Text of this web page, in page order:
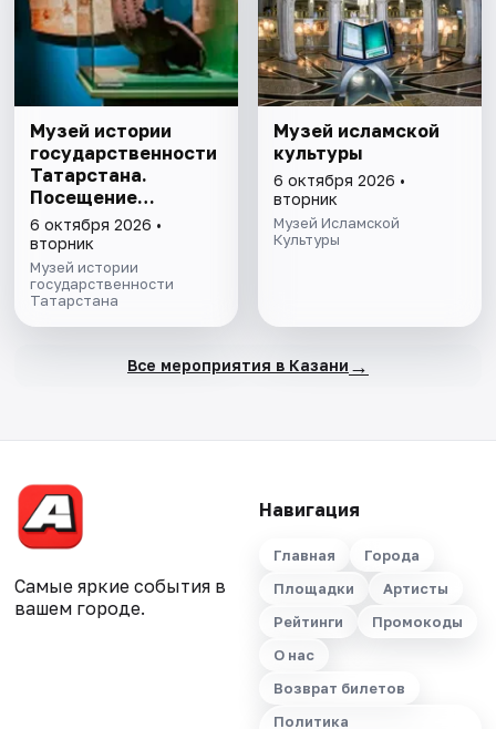
Музей истории
государственности
Татарстана.
Посещение
выставочного зала
и экспозиции
6 октября 2026 •
вторник
Музей истории
государственности
Татарстана
Музей исламской
культуры
6 октября 2026 •
вторник
Музей Исламской
Культуры
Все мероприятия в Казани →
Самые яркие события в
вашем городе.
Навигация
Главная
Города
Площадки
Артисты
Рейтинги
Промокоды
О нас
Возврат билетов
Политика